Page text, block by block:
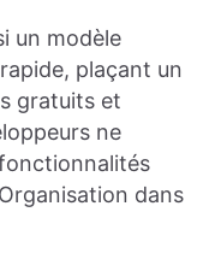
un modèle
plaçant un
gratuits et
ne
dans